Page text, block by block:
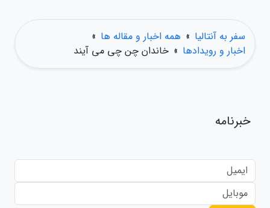
سفر به آنتالیا » همه اخبار و مقاله ها »
اخبار و رویدادها » خاندان چن چی می آیند
خبرنامه